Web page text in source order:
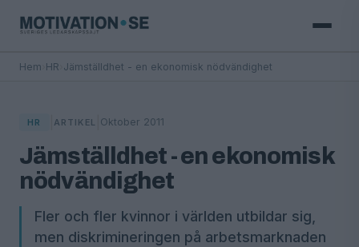
Hem HR Jämställdhet - en ekonomisk nödvändighet
HR ARTIKEL Oktober 2011
Jämställdhet - en ekonomisk
nödvändighet
Fler och fler kvinnor i världen utbildar sig,
men diskrimineringen på arbetsmarknaden